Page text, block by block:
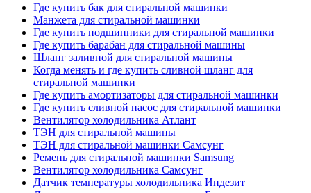
Где купить бак для стиральной машинки
Манжета для стиральной машинки
Где купить подшипники для стиральной машинки
Где купить барабан для стиральной машины
Шланг заливной для стиральной машины
Когда менять и где купить сливной шланг для
стиральной машинки
Где купить амортизаторы для стиральной машинки
Где купить сливной насос для стиральной машинки
Вентилятор холодильника Атлант
ТЭН для стиральной машины
ТЭН для стиральной машинки Самсунг
Ремень для стиральной машинки Samsung
Вентилятор холодильника Самсунг
Датчик температуры холодильника Индезит